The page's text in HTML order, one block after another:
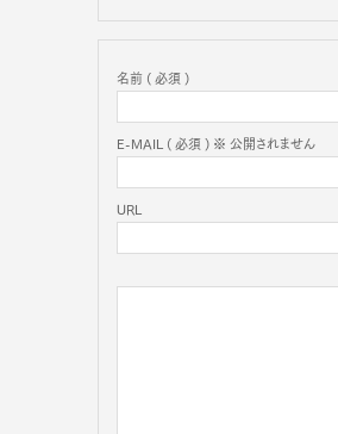
名前 ( 必須 )
E-MAIL ( 必須 ) ※ 公開されません
URL